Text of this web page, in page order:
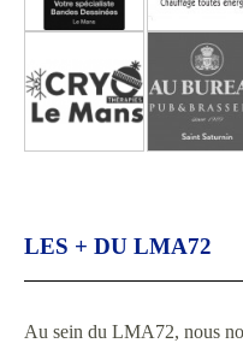
LES + DU LMA72
Au sein du LMA72, nous